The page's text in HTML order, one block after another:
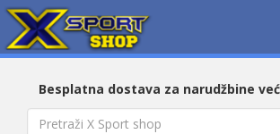
Besplatna dostava za narudžbine